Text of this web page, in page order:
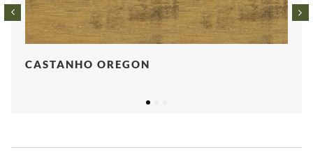
CASTANHO OREGON